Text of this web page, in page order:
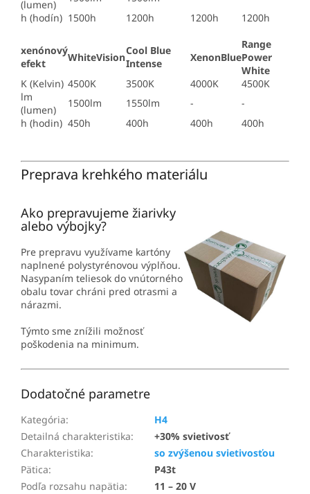
(lumen)
h (hodín) 1500h 1200h 1200h 1200h
xenónový
efekt
WhiteVision
Cool Blue
Intense
XenonBlue
Range
Power
White
K (Kelvin) 4500K 3500K 4000K
4500K
lm
(lumen)
1500lm 1550lm -
-
h (hodin) 450h 400h 400h 400h
Preprava krehkého materiálu
Ako prepravujeme žiarivky
alebo výbojky?
Pre prepravu využívame kartóny
naplnené polystyrénovou výplňou.
Nasypaním teliesok do vnútorného
obalu tovar chráni pred otrasmi a
nárazmi.
Týmto sme znížili možnosť
poškodenia na minimum.
Dodatočné parametre
Kategória:
H4
Detailná charakteristika:
+30% svietivosť
Charakteristika:
so zvýšenou svietivosťou
Pätica:
P43t
Podľa rozsahu napätia:
11 – 20 V